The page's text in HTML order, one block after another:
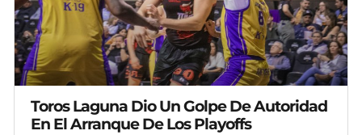
Toros Laguna Dio Un Golpe De Autoridad
En El Arranque De Los Playoffs